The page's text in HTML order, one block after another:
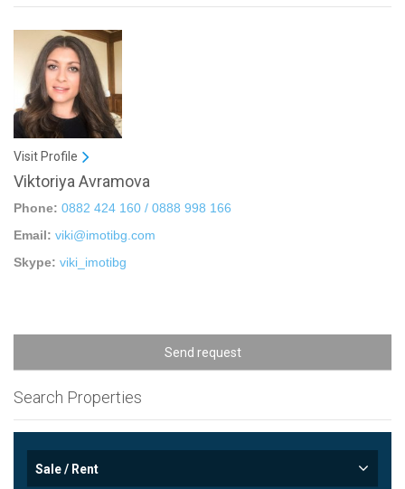
Visit Profile
Viktoriya Avramova
Phone: 0882 424 160 / 0888 998 166
Email: viki@imotibg.com
Skype: viki_imotibg
Send request
Search Properties
Sale / Rent